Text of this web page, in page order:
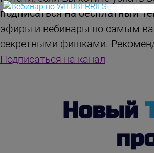
подписаться на бесплатный
эфиры и вебинары по самым
секретными фишками.
Подписаться на канал
Новый